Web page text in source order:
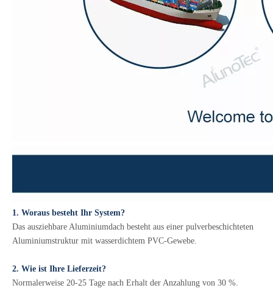
1. Woraus besteht Ihr System?
Das ausziehbare Aluminiumdach besteht aus einer pulverbeschichteten
Aluminiumstruktur mit wasserdichtem PVC-Gewebe.
2. Wie ist Ihre Lieferzeit?
Normalerweise 20-25 Tage nach Erhalt der Anzahlung von 30 %.